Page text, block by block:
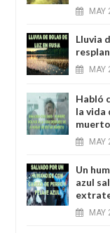
MAY
Lluvia
MAY
Habló
la vida
muerto
MAY
Un
azul
MAY